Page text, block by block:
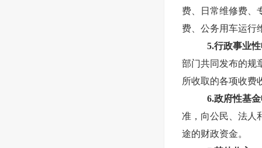
费、日常维修费、
费、公务用车运行
5.行政事业
部门共同发布的规
所收取的各项收费
6.政府性基
准，向公民、法人
途的财政资金。